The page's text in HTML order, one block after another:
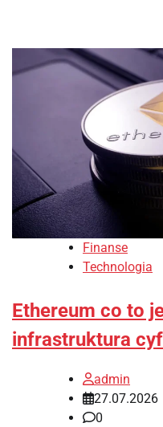
Finanse
Technologia
Ethereum co to
infrastruktura
admin
27.07.2026
0